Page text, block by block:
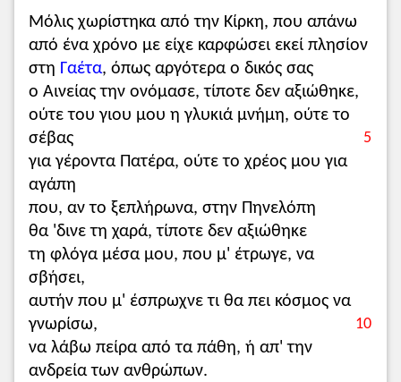
Μόλις χωρίστηκα από την Κίρκη, που απάνω
από ένα χρόνο με είχε καρφώσει εκεί πλησίον
στη Γαέτα, όπως αργότερα ο δικός σας
ο Αινείας την ονόμασε, τίποτε δεν αξιώθηκε,
ούτε του γιου μου η γλυκιά μνήμη, ούτε το
σέβας
5
για γέροντα Πατέρα, ούτε το χρέος μου για
αγάπη
που, αν το ξεπλήρωνα, στην Πηνελόπη
θα 'δινε τη χαρά, τίποτε δεν αξιώθηκε
τη φλόγα μέσα μου, που μ' έτρωγε, να
σβήσει,
αυτήν που μ' έσπρωχνε τι θα πει κόσμος να
γνωρίσω,
10
να λάβω πείρα από τα πάθη, ή απ' την
ανδρεία των ανθρώπων.